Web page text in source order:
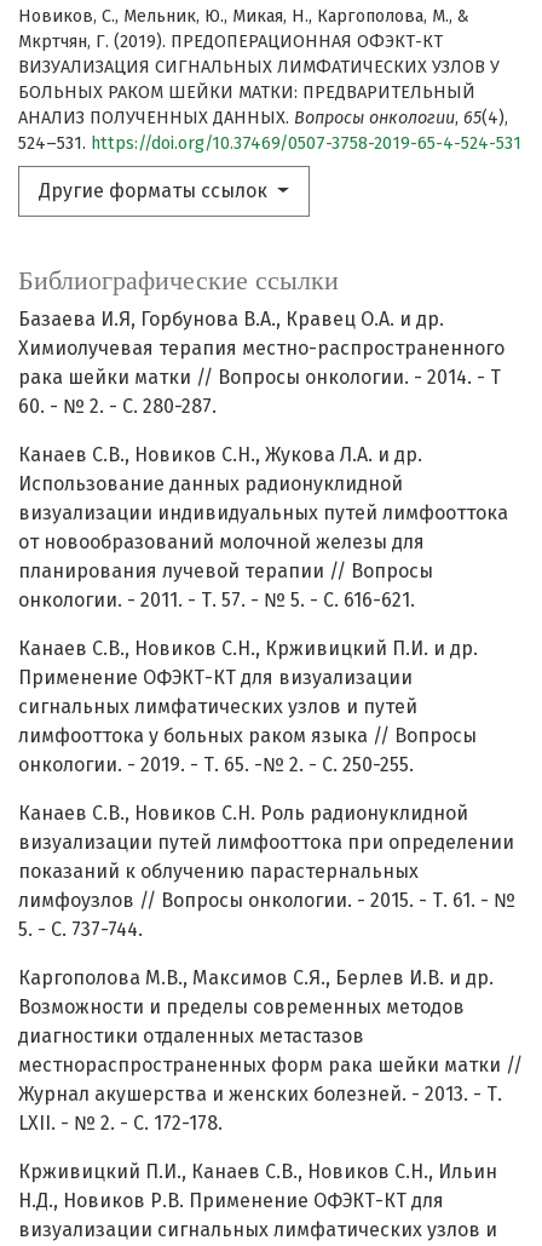
Новиков, С., Мельник, Ю., Микая, Н., Каргополова, М., &
Мкртчян, Г. (2019). ПРЕДОПЕРАЦИОННАЯ ОФЭКТ-КТ
ВИЗУАЛИЗАЦИЯ СИГНАЛЬНЫХ ЛИМФАТИЧЕСКИХ УЗЛОВ У
БОЛЬНЫХ РАКОМ ШЕЙКИ МАТКИ: ПРЕДВАРИТЕЛЬНЫЙ
АНАЛИЗ ПОЛУЧЕННЫХ ДАННЫХ. Вопросы онкологии, 65(4),
524–531. https://doi.org/10.37469/0507-3758-2019-65-4-524-531
Другие форматы ссылок
Библиографические ссылки
Базаева И.Я, Горбунова В.А., Кравец О.А. и др.
Химиолучевая терапия местно-распространенного
рака шейки матки // Вопросы онкологии. - 2014. - Т
60. - № 2. - С. 280-287.
Канаев С.В., Новиков С.Н., Жукова Л.А. и др.
Использование данных радионуклидной
визуализации индивидуальных путей лимфооттока
от новообразований молочной железы для
планирования лучевой терапии // Вопросы
онкологии. - 2011. - Т. 57. - № 5. - С. 616-621.
Канаев С.В., Новиков С.Н., Крживицкий П.И. и др.
Применение ОФЭКТ-КТ для визуализации
сигнальных лимфатических узлов и путей
лимфооттока у больных раком языка // Вопросы
онкологии. - 2019. - Т. 65. -№ 2. - С. 250-255.
Канаев С.В., Новиков С.Н. Роль радионуклидной
визуализации путей лимфооттока при определении
показаний к облучению парастернальных
лимфоузлов // Вопросы онкологии. - 2015. - Т. 61. - №
5. - С. 737-744.
Каргополова М.В., Максимов С.Я., Берлев И.В. и др.
Возможности и пределы современных методов
диагностики отдаленных метастазов
местнораспространенных форм рака шейки матки //
Журнал акушерства и женских болезней. - 2013. - Т.
LXII. - № 2. - С. 172-178.
Крживицкий П.И., Канаев С.В., Новиков С.Н., Ильин
Н.Д., Новиков Р.В. Применение ОФЭКТ-КТ для
визуализации сигнальных лимфатических узлов и